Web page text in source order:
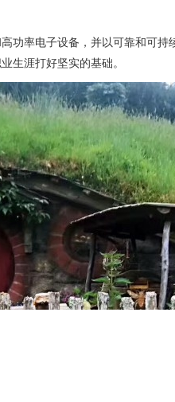
率电子设备，并以可靠和可持
生涯打好坚实的基础。